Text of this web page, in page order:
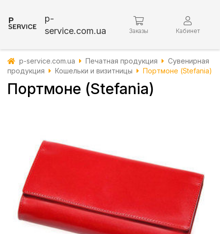
p-
service.com.ua
Заказы Кабинет
p-service.com.ua Печатная продукция
Сувенирная
продукция
Кошельки и визитницы Портмоне (Stefania)
Портмоне (Stefania)